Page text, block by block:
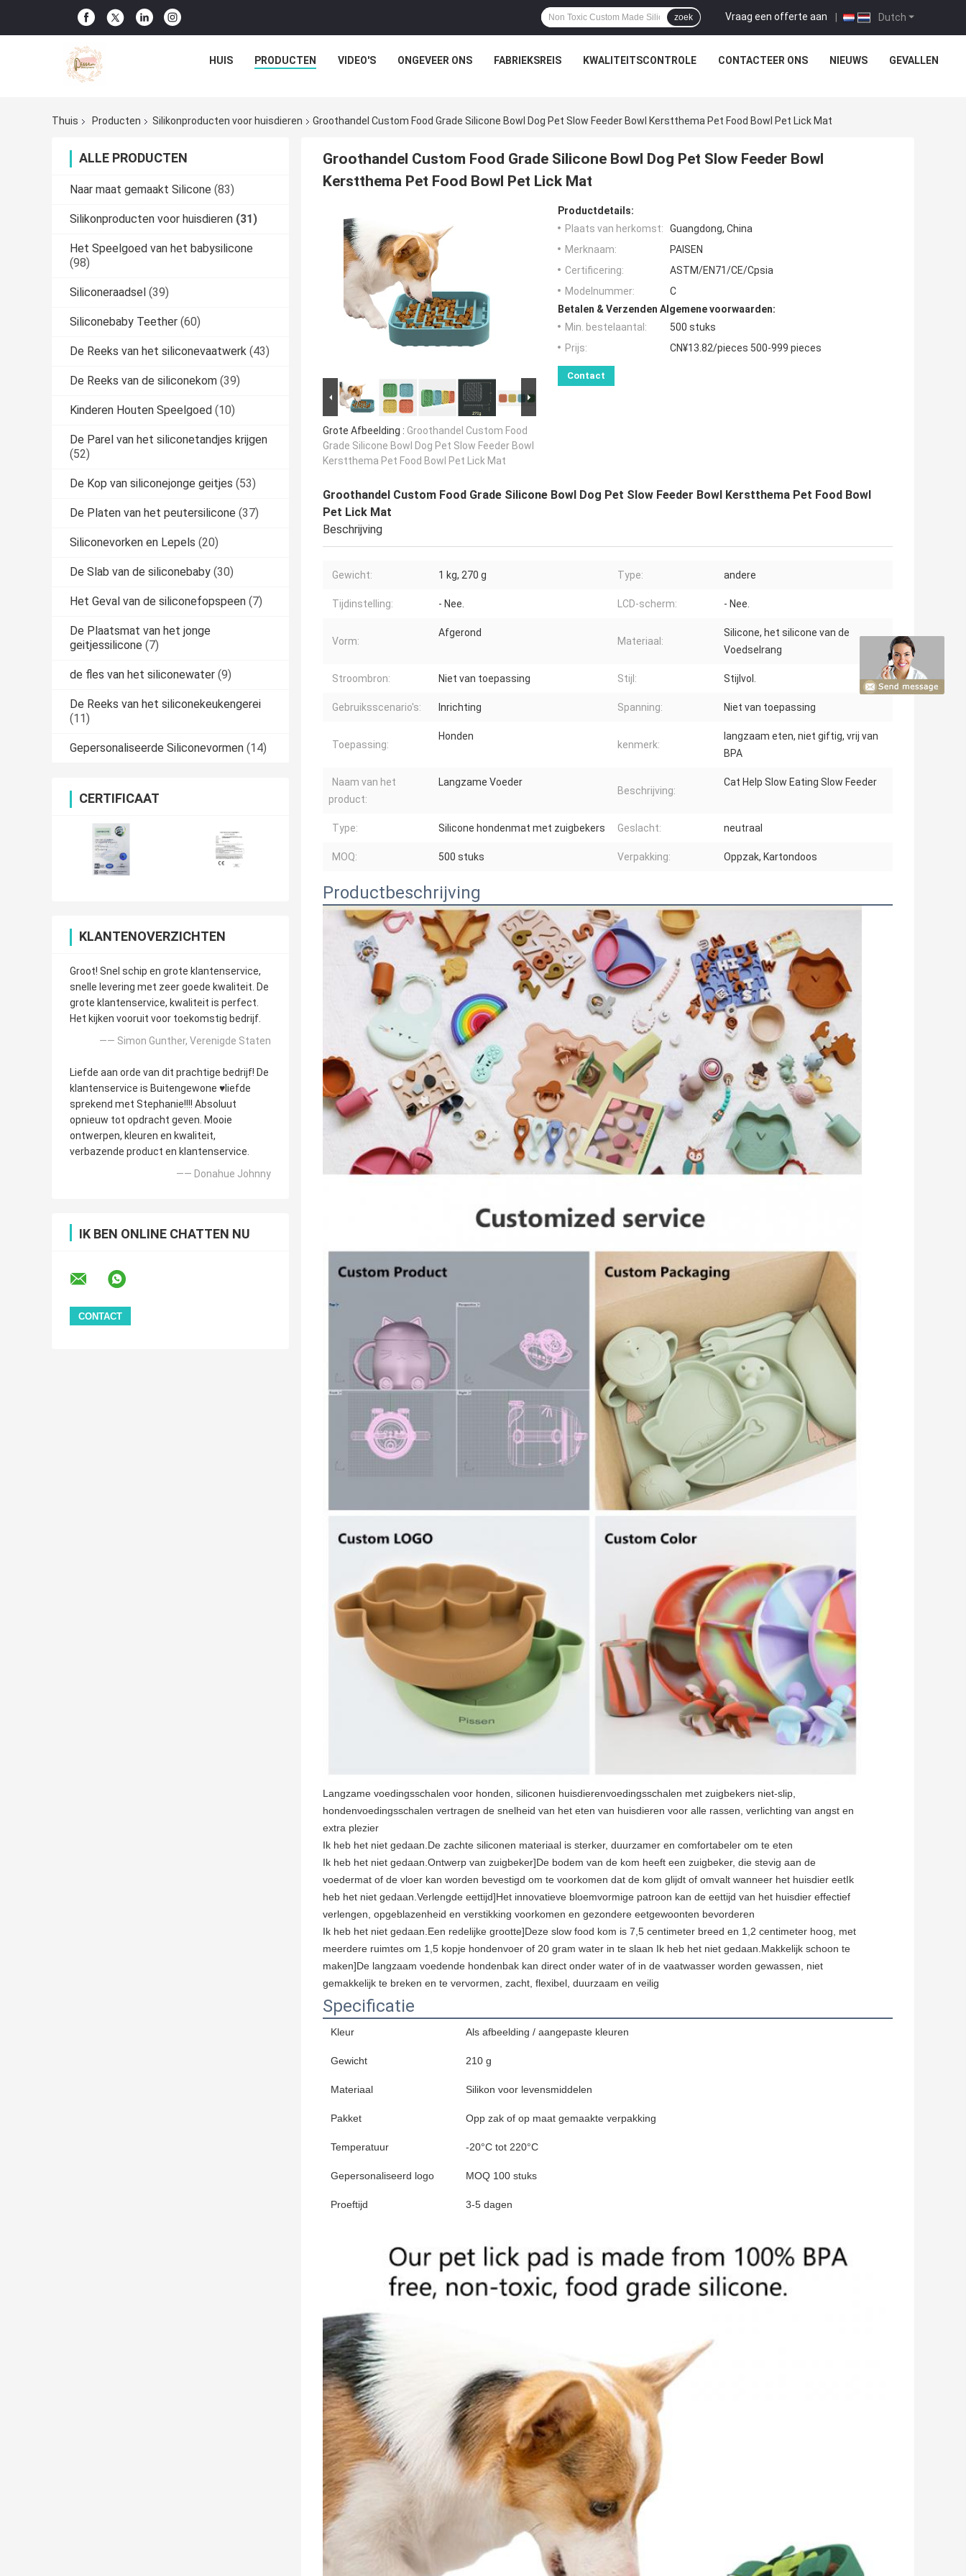
Dutch
Vraag een offerte aan |
zoek
HUIS PRODUCTEN VIDEO'S ONGEVEER ONS FABRIEKSREIS KWALITEITSCONTROLE CONTACTEER ONS NIEUWS GEVALLEN
Thuis Producten Silikonproducten voor huisdieren Groothandel Custom Food Grade Silicone Bowl Dog Pet Slow Feeder Bowl Kerstthema Pet Food Bowl Pet Lick Mat
ALLE PRODUCTEN
Naar maat gemaakt Silicone (83)
Silikonproducten voor huisdieren (31)
Het Speelgoed van het babysilicone
(98)
Siliconeraadsel (39)
Siliconebaby Teether (60)
De Reeks van het siliconevaatwerk (43)
De Reeks van de siliconekom (39)
Kinderen Houten Speelgoed (10)
De Parel van het siliconetandjes krijgen
(52)
De Kop van siliconejonge geitjes (53)
De Platen van het peutersilicone (37)
Siliconevorken en Lepels (20)
De Slab van de siliconebaby (30)
Het Geval van de siliconefopspeen (7)
De Plaatsmat van het jonge
geitjessilicone (7)
de fles van het siliconewater (9)
De Reeks van het siliconekeukengerei
(11)
Gepersonaliseerde Siliconevormen (14)
CERTIFICAAT
KLANTENOVERZICHTEN
Groot! Snel schip en grote klantenservice,
snelle levering met zeer goede kwaliteit. De
grote klantenservice, kwaliteit is perfect.
Het kijken vooruit voor toekomstig bedrijf.
—— Simon Gunther, Verenigde Staten
Liefde aan orde van dit prachtige bedrijf! De
klantenservice is Buitengewone ♥️liefde
sprekend met Stephanie!!!! Absoluut
opnieuw tot opdracht geven. Mooie
ontwerpen, kleuren en kwaliteit,
verbazende product en klantenservice.
—— Donahue Johnny
IK BEN ONLINE CHATTEN NU
Groothandel Custom Food Grade Silicone Bowl Dog Pet Slow Feeder Bowl
Kerstthema Pet Food Bowl Pet Lick Mat
Grote Afbeelding : Groothandel Custom Food
Grade Silicone Bowl Dog Pet Slow Feeder Bowl
Kerstthema Pet Food Bowl Pet Lick Mat
Productdetails:
Plaats van herkomst:
Guangdong, China
Merknaam:
PAISEN
Certificering:
ASTM/EN71/CE/Cpsia
Modelnummer:
C
Betalen & Verzenden Algemene voorwaarden:
Min. bestelaantal:
500 stuks
Prijs:
CN¥13.82/pieces 500-999 pieces
Contact
Groothandel Custom Food Grade Silicone Bowl Dog Pet Slow Feeder Bowl Kerstthema Pet Food Bowl
Pet Lick Mat
Beschrijving
Gewicht: 1 kg, 270 g Type: andere
Tijdinstelling: - Nee. LCD-scherm: - Nee.
Vorm:
Afgerond
Materiaal:
Silicone, het silicone van de
Voedselrang
Stroombron: Niet van toepassing Stijl: Stijlvol.
Gebruiksscenario's: Inrichting Spanning: Niet van toepassing
Toepassing:
Honden
kenmerk:
langzaam eten, niet giftig, vrij van
BPA
Naam van het
product:
Langzame Voeder
Beschrijving:
Cat Help Slow Eating Slow Feeder
Type: Silicone hondenmat met zuigbekers Geslacht: neutraal
MOQ: 500 stuks Verpakking: Oppzak, Kartondoos
Productbeschrijving
Langzame voedingsschalen voor honden, siliconen huisdierenvoedingsschalen met zuigbekers niet-slip,
hondenvoedingsschalen vertragen de snelheid van het eten van huisdieren voor alle rassen, verlichting van angst en
extra plezier
Ik heb het niet gedaan.De zachte siliconen materiaal is sterker, duurzamer en comfortabeler om te eten
Ik heb het niet gedaan.Ontwerp van zuigbeker]De bodem van de kom heeft een zuigbeker, die stevig aan de
voedermat of de vloer kan worden bevestigd om te voorkomen dat de kom glijdt of omvalt wanneer het huisdier eetIk
heb het niet gedaan.Verlengde eettijd]Het innovatieve bloemvormige patroon kan de eettijd van het huisdier effectief
verlengen, opgeblazenheid en verstikking voorkomen en gezondere eetgewoonten bevorderen
Ik heb het niet gedaan.Een redelijke grootte]Deze slow food kom is 7,5 centimeter breed en 1,2 centimeter hoog, met
meerdere ruimtes om 1,5 kopje hondenvoer of 20 gram water in te slaan Ik heb het niet gedaan.Makkelijk schoon te
maken]De langzaam voedende hondenbak kan direct onder water of in de vaatwasser worden gewassen, niet
gemakkelijk te breken en te vervormen, zacht, flexibel, duurzaam en veilig
Specificatie
Kleur Als afbeelding / aangepaste kleuren
Gewicht 210 g
Materiaal Silikon voor levensmiddelen
Pakket Opp zak of op maat gemaakte verpakking
Temperatuur -20°C tot 220°C
Gepersonaliseerd logo MOQ 100 stuks
Proeftijd 3-5 dagen